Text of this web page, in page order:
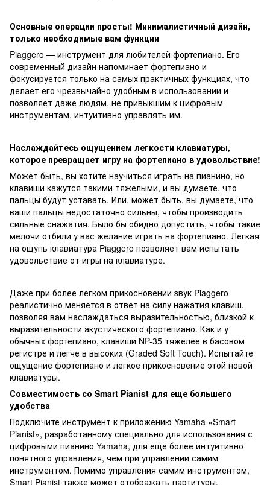
Основные операции просты! Минималистичный дизайн,
только необходимые вам функции
Piaggero — инструмент для любителей фортепиано. Его
современный дизайн напоминает фортепиано и
фокусируется только на самых практичных функциях, что
делает его чрезвычайно удобным в использовании и
позволяет даже людям, не привыкшим к цифровым
инструментам, интуитивно управлять им.
Наслаждайтесь ощущением легкости клавиатуры,
которое превращает игру на фортепиано в удовольствие!
Может быть, вы хотите научиться играть на пианино, но
клавиши кажутся такими тяжелыми, и вы думаете, что
пальцы будут уставать. Или, может быть, вы думаете, что
ваши пальцы недостаточно сильны, чтобы производить
сильные снажатия. Было бы обидно допустить, чтобы такие
мелочи отбили у вас желание играть на фортепиано. Легкая
на ощупь клавиатура Piaggero позволяет вам испытать
удовольствие от игры на клавиатуре.
Даже при более легком прикосновении звук Piaggero
реалистично меняется в ответ на силу нажатия клавиш,
позволяя вам наслаждаться выразительностью, близкой к
выразительности акустического фортепиано. Как и у
обычных фортепиано, клавиши NP-35 тяжелее в басовом
регистре и легче в высоких (Graded Soft Touch). Испытайте
ощущение фортепиано и легкое прикосновение этой новой
клавиатуры.
Совместимость со Smart Pianist для еще большего
удобства
Подключите инструмент к приложению Yamaha «Smart
Pianist», разработанному специально для использования с
цифровыми пианино Yamaha, для еще более интуитивно
понятного управления, чем при управлении самим
инструментом. Помимо управления самим инструментом,
Smart Pianist также может отображать партитуры.